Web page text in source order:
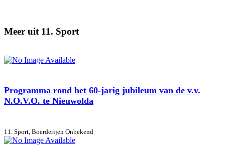
Meer uit 11. Sport
Programma rond het 60-jarig jubileum van de v.v.
N.O.V.O. te Nieuwolda
11. Sport, Boerderijen Onbekend